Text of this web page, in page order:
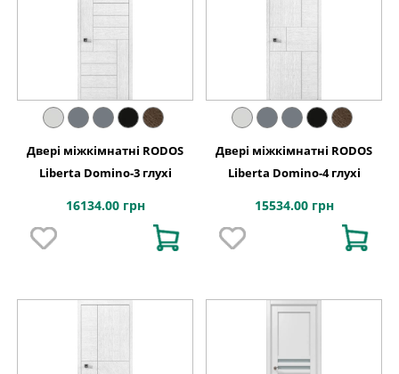
Двері міжкімнатні RODOS
Liberta Domino-3 глухі
16134.00 грн
Двері міжкімнатні RODOS
Liberta Domino-4 глухі
15534.00 грн